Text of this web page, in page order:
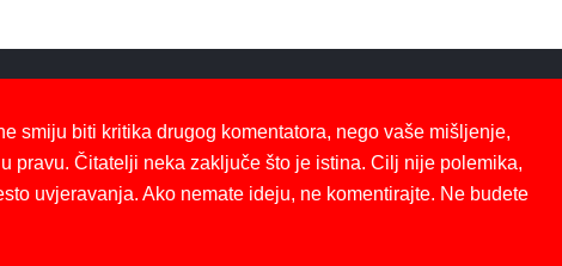
smiju biti kritika drugog komentatora, nego vaše mišljenje,
pravu. Čitatelji neka zaključe što je istina. Cilj nije polemika,
uvjeravanja. Ako nemate ideju, ne komentirajte. Ne budete